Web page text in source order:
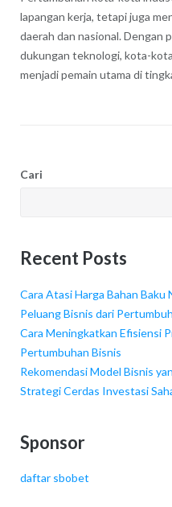
lapangan kerja, tetapi juga
daerah dan nasional. Dengan
dukungan teknologi, kota-
menjadi pemain utama di
Cari
Recent Posts
Cara Atasi Harga Bahan Baku
Peluang Bisnis dari
Cara Meningkatkan Efisiensi
Pertumbuhan Bisnis
Rekomendasi Model Bisnis
Strategi Cerdas Investasi
Sponsor
daftar sbobet